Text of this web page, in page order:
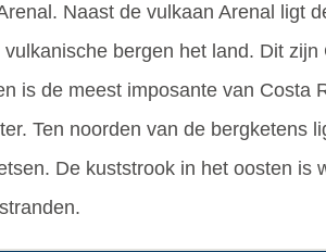
Naast de vulkaan Arenal ligt
bergen het land. Dit
is de meest imposante van Costa
Ten noorden van de bergketens
De kuststrook in het oosten is